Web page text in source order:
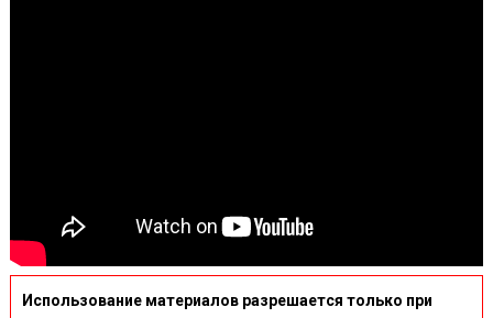
Использование материалов разрешается только при